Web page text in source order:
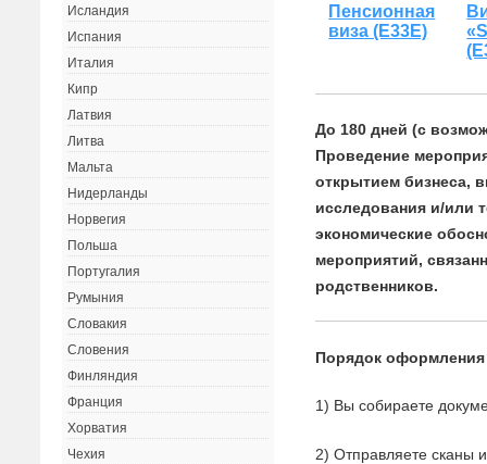
Пенсионная
виза (Е33Е)
До 180 дней (с
Проведение
открытием бизнеса,
исследования и/или
экономические
мероприятий,
родственников.
Порядок
1) Вы собираете
2) Отправляете сканы
Исландия
Испания
Италия
Кипр
Латвия
Литва
Мальта
Нидерланды
Норвегия
Польша
Португалия
Румыния
Словакия
Словения
Финляндия
Франция
Хорватия
Чехия